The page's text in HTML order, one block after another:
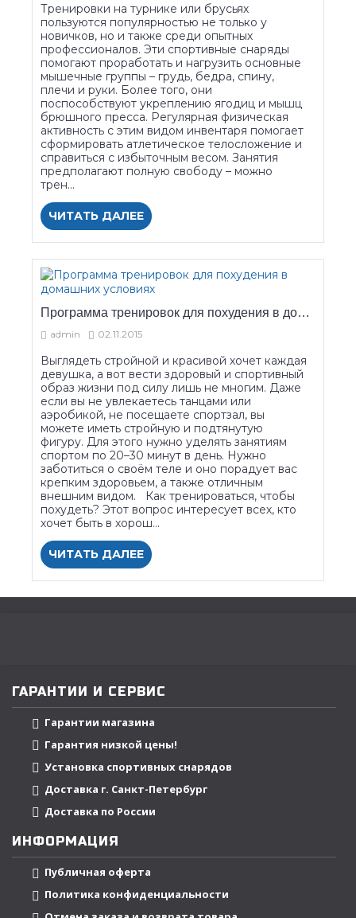
Тренировки на турнике или брусьях
пользуются популярностью не только у
новичков, но и также среди опытных
профессионалов. Эти спортивные снаряды
помогают проработать и нагрузить основные
мышечные группы – грудь, бедра, спину,
плечи и руки. Более того, они
поспособствуют укреплению ягодиц и мышц
брюшного пресса. Регулярная физическая
активность с этим видом инвентаря помогает
сформировать атлетическое телосложение и
справиться с избыточным весом. Занятия
предполагают полную свободу – можно
трен...
ЧИТАТЬ ДАЛЕЕ
Программа тренировок для похудения в домашних условиях
admin 02.11.2015
Выглядеть стройной и красивой хочет каждая
девушка, а вот вести здоровый и спортивный
образ жизни под силу лишь не многим. Даже
если вы не увлекаетесь танцами или
аэробикой, не посещаете спортзал, вы
можете иметь стройную и подтянутую
фигуру. Для этого нужно уделять занятиям
спортом по 20–30 минут в день. Нужно
заботиться о своём теле и оно порадует вас
крепким здоровьем, а также отличным
внешним видом. Как тренироваться, чтобы
похудеть? Этот вопрос интересует всех, кто
хочет быть в хорош...
ЧИТАТЬ ДАЛЕЕ
ГАРАНТИИ И СЕРВИС
Гарантии магазина
Гарантия низкой цены!
Установка спортивных снарядов
Доставка г. Санкт-Петербург
Доставка по России
ИНФОРМАЦИЯ
Публичная оферта
Политика конфиденциальности